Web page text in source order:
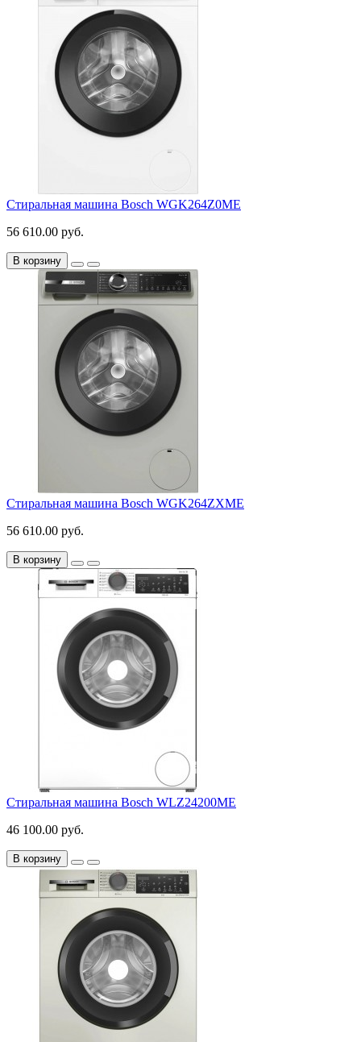
Стиральная машина Bosch WGK264Z0ME
56 610.00 руб.
В корзину
Стиральная машина Bosch WGK264ZXME
56 610.00 руб.
В корзину
Стиральная машина Bosch WLZ24200ME
46 100.00 руб.
В корзину